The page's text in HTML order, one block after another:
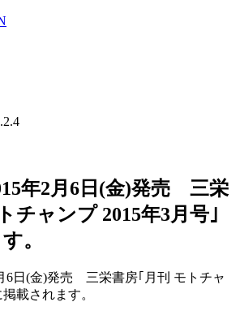
年2月6日(金)発売 三栄
チャンプ 2015年3月号｣
。
日(金)発売 三栄書房｢月刊 モトチャ
載されます。